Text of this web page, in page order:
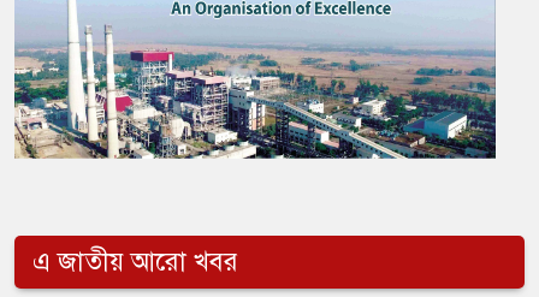
এ জাতীয় আরো খবর